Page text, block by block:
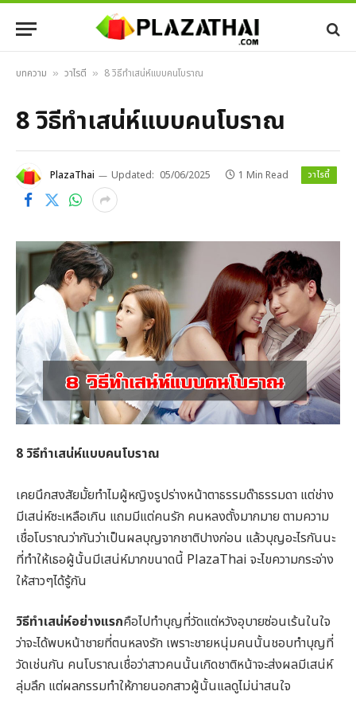
บทความ » วาไรตี้ » 8 วิธีทำเสน่ห์แบบคนโบราณ
8 วิธีทำเสน่ห์แบบคนโบราณ
PlazaThai Updated: 05/06/2025 1 Min Read วาไรตี้
8 วิธีทำเสน่ห์แบบคนโบราณ
เคยนึกสงสัยมั้ยทำไมผู้หญิงรูปร่างหน้าตาธรรมด๊าธรรมดา แต่ช่าง
มีเสน่ห์ซะเหลือเกิน แถมมีแต่คนรัก คนหลงตั้งมากมาย ตามความ
เชื่อโบราณว่ากันว่าเป็นผลบุญจากชาติปางก่อน แล้วบุญอะไรกันนะ
ที่ทำให้เธอผู้นั้นมีเสน่ห์มากขนาดนี้ PlazaThai จะไขความกระจ่าง
ให้สาวๆได้รู้กัน
วิธีทำเสน่ห์อย่างแรกคือไปทำบุญที่วัดแต่หวังอุบายซ่อนเร้นในใจ
ว่าจะได้พบหน้าชายที่ตนหลงรัก เพราะชายหนุ่มคนนั้นชอบทำบุญที่
วัดเช่นกัน คนโบราณเชื่อว่าสาวคนนั้นเกิดชาติหน้าจะส่งผลมีเสน่ห์
ลุ่มลึก แต่ผลกรรมทำให้ภายนอกสาวผู้นั้นแลดูไม่น่าสนใจ